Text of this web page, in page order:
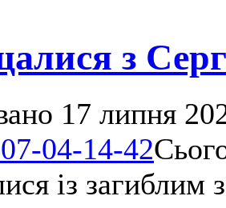
з
17 липня
із загиблим